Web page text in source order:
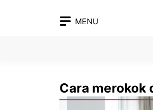
MENU
Cara merokok